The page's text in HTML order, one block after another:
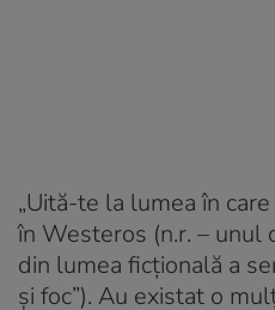
„Uită-te la lumea în
în Westeros (n.r. –
din lumea ficțională a
și foc”). Au existat o